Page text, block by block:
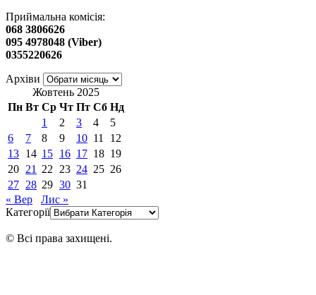
Приймальна комісія:
068 3806626
095 4978048 (Viber)
0355220626
Архіви
Жовтень 2025
Пн Вт Ср Чт Пт Сб Нд
1
2 3 4
5
6
7 8 9 10 11
12
13 14 15 16 17 18 19
20 21 22 23 24 25 26
27 28 29 30 31
« Вер
Лис »
Категорії
© Всі права захищені.